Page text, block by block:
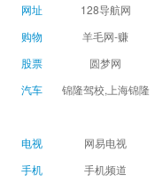
据,投资理财,港股,期
货,股指期货,手机炒
股,股票软件,炒股软
件，免费炒股软
软件,证
用设计图片下载，
网址
128导航网
购物
羊毛网-赚
股票
圆梦网
汽车
锦隆驾校,上海锦隆
电视 网易电视
手机
手机频道